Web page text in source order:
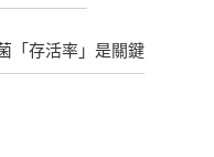
「存活率」是關鍵